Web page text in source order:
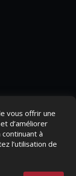
vous offrir une
d’améliorer
à
l’utilisation de
NOUS